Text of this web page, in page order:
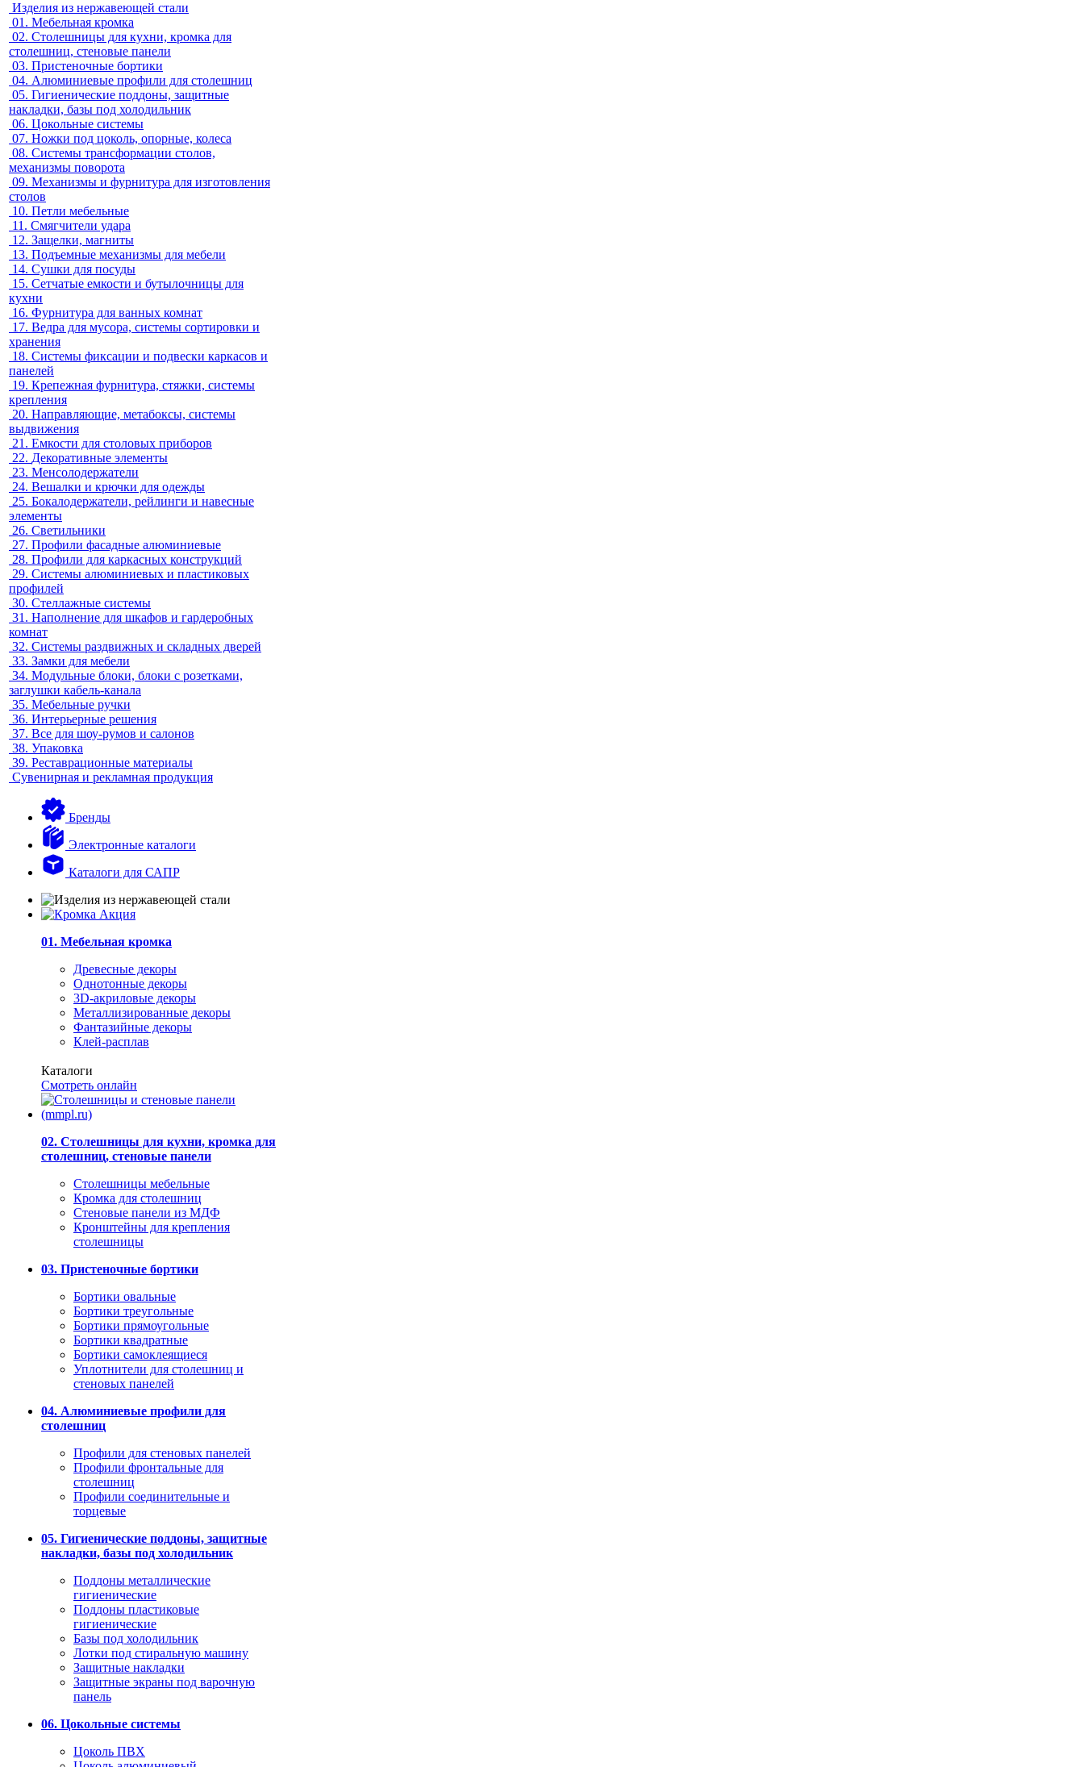
Изделия из нержавеющей стали
01. Мебельная кромка
02. Столешницы для кухни, кромка для
столешниц, стеновые панели
03. Пристеночные бортики
04. Алюминиевые профили для столешниц
05. Гигиенические поддоны, защитные
накладки, базы под холодильник
06. Цокольные системы
07. Ножки под цоколь, опорные, колеса
08. Системы трансформации столов,
механизмы поворота
09. Механизмы и фурнитура для изготовления
столов
10. Петли мебельные
11. Смягчители удара
12. Защелки, магниты
13. Подъемные механизмы для мебели
14. Сушки для посуды
15. Сетчатые емкости и бутылочницы для
кухни
16. Фурнитура для ванных комнат
17. Ведра для мусора, системы сортировки и
хранения
18. Системы фиксации и подвески каркасов и
панелей
19. Крепежная фурнитура, стяжки, системы
крепления
20. Направляющие, метабоксы, системы
выдвижения
21. Емкости для столовых приборов
22. Декоративные элементы
23. Менсолодержатели
24. Вешалки и крючки для одежды
25. Бокалодержатели, рейлинги и навесные
элементы
26. Светильники
27. Профили фасадные алюминиевые
28. Профили для каркасных конструкций
29. Системы алюминиевых и пластиковых
профилей
30. Стеллажные системы
31. Наполнение для шкафов и гардеробных
комнат
32. Системы раздвижных и складных дверей
33. Замки для мебели
34. Модульные блоки, блоки с розетками,
заглушки кабель-канала
35. Мебельные ручки
36. Интерьерные решения
37. Все для шоу-румов и салонов
38. Упаковка
39. Реставрационные материалы
Сувенирная и рекламная продукция
Бренды
Электронные каталоги
Каталоги для САПР
01. Мебельная кромка
Древесные декоры
Однотонные декоры
3D-акриловые декоры
Металлизированные декоры
Фантазийные декоры
Клей-расплав
Каталоги
Смотреть онлайн
02. Столешницы для кухни, кромка для
столешниц, стеновые панели
Столешницы мебельные
Кромка для столешниц
Стеновые панели из МДФ
Кронштейны для крепления
столешницы
03. Пристеночные бортики
Бортики овальные
Бортики треугольные
Бортики прямоугольные
Бортики квадратные
Бортики самоклеящиеся
Уплотнители для столешниц и
стеновых панелей
04. Алюминиевые профили для
столешниц
Профили для стеновых панелей
Профили фронтальные для
столешниц
Профили соединительные и
торцевые
05. Гигиенические поддоны, защитные
накладки, базы под холодильник
Поддоны металлические
гигиенические
Поддоны пластиковые
гигиенические
Базы под холодильник
Лотки под стиральную машину
Защитные накладки
Защитные экраны под варочную
панель
06. Цокольные системы
Цоколь ПВХ